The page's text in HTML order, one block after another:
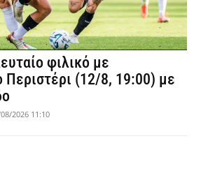
φιλικό με
Περιστέρι (12/8, 19:00) με
2026 11:10